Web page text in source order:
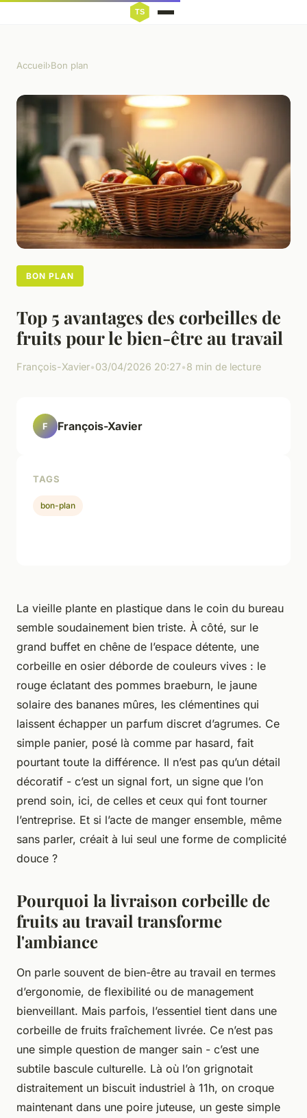
Accueil›Bon plan
BON PLAN
Top 5 avantages des corbeilles de
fruits pour le bien-être au travail
François-Xavier•03/04/2026 20:27•8 min de lecture
La vieille plante en plastique dans le coin du bureau
semble soudainement bien triste. À côté, sur le
grand buffet en chêne de l’espace détente, une
corbeille en osier déborde de couleurs vives : le
rouge éclatant des pommes braeburn, le jaune
solaire des bananes mûres, les clémentines qui
laissent échapper un parfum discret d’agrumes. Ce
simple panier, posé là comme par hasard, fait
pourtant toute la différence. Il n’est pas qu’un détail
décoratif - c’est un signal fort, un signe que l’on
prend soin, ici, de celles et ceux qui font tourner
l’entreprise. Et si l’acte de manger ensemble, même
sans parler, créait à lui seul une forme de complicité
douce ?
Pourquoi la livraison corbeille de
fruits au travail transforme
l'ambiance
On parle souvent de bien-être au travail en termes
d’ergonomie, de flexibilité ou de management
bienveillant. Mais parfois, l’essentiel tient dans une
corbeille de fruits fraîchement livrée. Ce n’est pas
une simple question de manger sain - c’est une
subtile bascule culturelle. Là où l’on grignotait
distraitement un biscuit industriel à 11h, on croque
maintenant dans une poire juteuse, un geste simple
F François-Xavier
TAGS
bon-plan